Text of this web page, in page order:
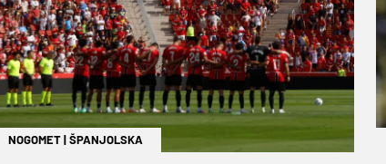
NOGOMET|ŠPANJOLSKA